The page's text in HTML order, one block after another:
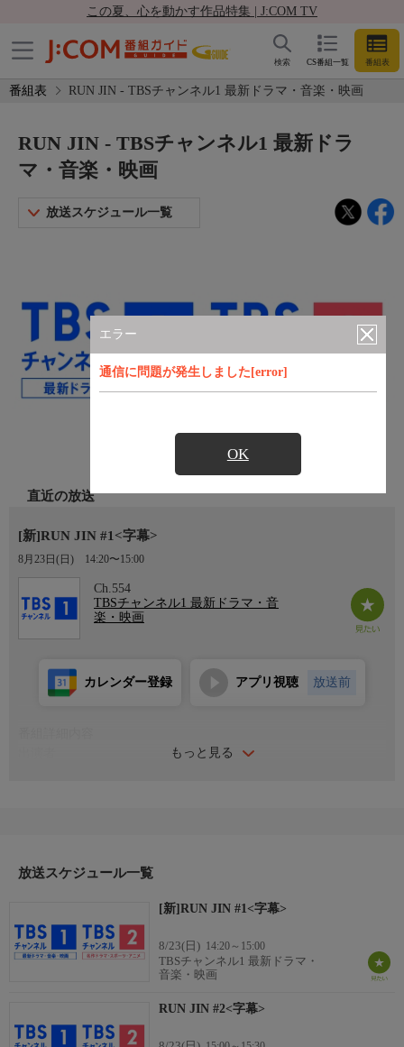
この夏、心を動かす作品特集 | J:COM TV
CS番組一覧 番組表
検索
番組表 RUN JIN - TBSチャンネル1 最新ドラマ・音楽・映画
エラー
通信に問題が発生しました[error]
OK
RUN JIN - TBSチャンネル1 最新ドラ
マ・音楽・映画
放送スケジュール一覧
直近の放送
[新]RUN JIN #1<字幕>
8月23日(日) 14:20〜15:00
Ch.554
TBSチャンネル1 最新ドラマ・音
楽・映画
もっと見る
カレンダー登録 アプリ視聴 放送前
華麗な鉄棒さばきから、トランポリンのSuper Tunaショーまで思
新たな運動自慢のアイドルが誕生するのか？
制作
2025
放送スケジュール一覧
[新]RUN JIN #1<字幕>
8/23(日) 14:20～15:00
TBSチャンネル1 最新ドラマ・
音楽・映画
RUN JIN #2<字幕>